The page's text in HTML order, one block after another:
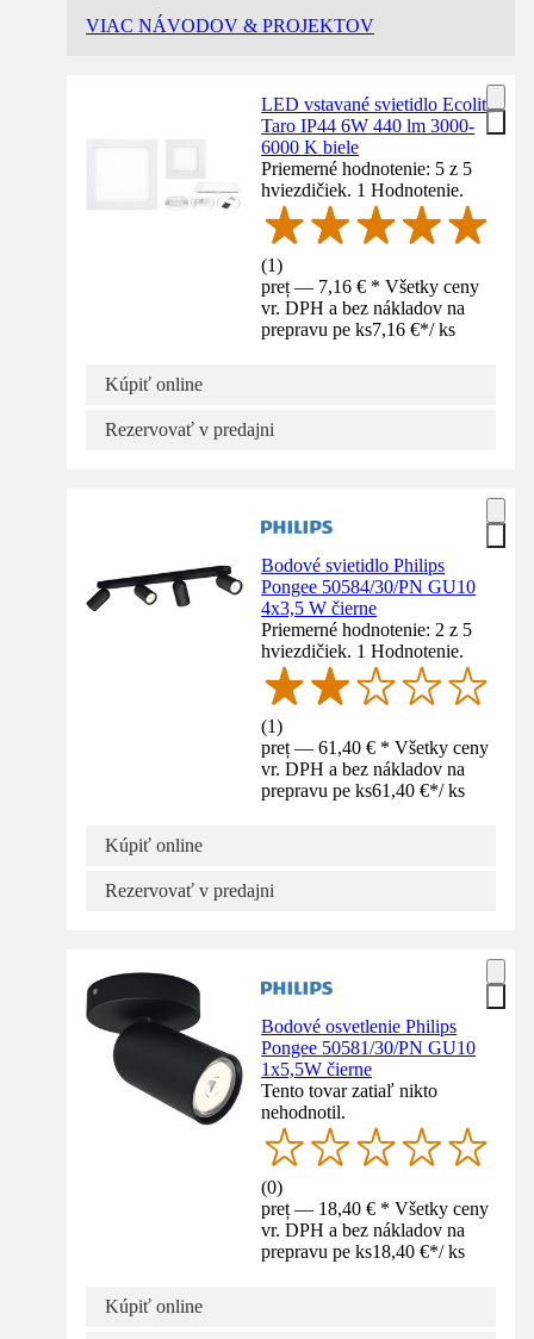
VIAC NÁVODOV & PROJEKTOV
LED vstavané svietidlo Ecolite
Taro IP44 6W 440 lm 3000-
6000 K biele
Priemerné hodnotenie: 5 z 5
hviezdičiek. 1 Hodnotenie.
(1)
preț — 7,16 € * Všetky ceny
vr. DPH a bez nákladov na
prepravu pe ks7,16 €*/ ks
Kúpiť online
Rezervovať v predajni
Bodové svietidlo Philips
Pongee 50584/30/PN GU10
4x3,5 W čierne
Priemerné hodnotenie: 2 z 5
hviezdičiek. 1 Hodnotenie.
(1)
preț — 61,40 € * Všetky ceny
vr. DPH a bez nákladov na
prepravu pe ks61,40 €*/ ks
Kúpiť online
Rezervovať v predajni
Bodové osvetlenie Philips
Pongee 50581/30/PN GU10
1x5,5W čierne
Tento tovar zatiaľ nikto
nehodnotil.
(0)
preț — 18,40 € * Všetky ceny
vr. DPH a bez nákladov na
prepravu pe ks18,40 €*/ ks
Kúpiť online